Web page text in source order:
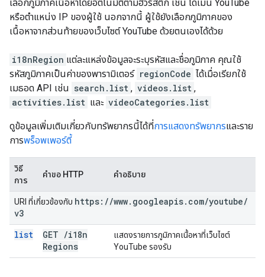
เลือกภูมิภาคเนื้อหาโดยอัตโนมัติตามฮิวริสติก เช่น โดเมน YouTube
หรือตำแหน่ง IP ของผู้ใช้ นอกจากนี้ ผู้ใช้ยังเลือกภูมิภาคของ
เนื้อหาจากส่วนท้ายของเว็บไซต์ YouTube ด้วยตนเองได้ด้วย
i18nRegion แต่ละแหล่งข้อมูลจะระบุรหัสและชื่อภูมิภาค คุณใช้
รหัสภูมิภาคเป็นค่าของพารามิเตอร์ regionCode ได้เมื่อเรียกใช้
เมธอด API เช่น search.list , videos.list ,
activities.list และ videoCategories.list
ดูข้อมูลเพิ่มเติมเกี่ยวกับทรัพยากรนี้ได้ที่การแสดงทรัพยากรและราย
การพร็อพเพอร์ตี้
วิธี
การ
คำขอ HTTP คำอธิบาย
URI ที่เกี่ยวข้องกับ https: //www. googleapis. com/youtube/
v3
list
GET /i18n
Regions
แสดงรายการภูมิภาคเนื้อหาที่เว็บไซต์
YouTube รองรับ